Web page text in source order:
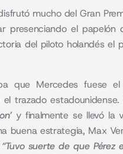
mucho del Gran
presenciando el
del piloto holandés el
que Mercedes fuese
trazado
y finalmente se llevó la
buena estrategia, Max
“Tuvo suerte de que